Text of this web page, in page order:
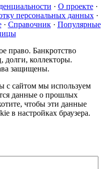
· О проекте·
персональных данных·
· Справочник· Популярные
право. Банкротство
долги, коллекторы.
защищены.
с сайтом мы используем
данные о прошлых
чтобы эти данные
в настройках браузера.